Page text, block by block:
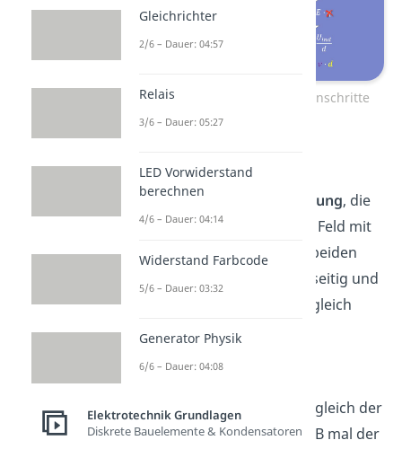
Induktionsspannung Rechenschritte
dieLorentzkraftzu
einerLadungsträgertrennung, die
wiederum ein elektrisches Feld mit
der Kraft
erzeugt. Die beiden
kompensieren sich gegenseitig und
sind daher betragsmäßig gleich
groß. Es gilt daher:
DieLorentzkraft
ist dabei gleich der
magnetischen Feldstärke B mal der
Gleichrichter
2/6 – Dauer: 04:57
Relais
3/6 – Dauer: 05:27
LED Vorwiderstand
berechnen
4/6 – Dauer: 04:14
Widerstand Farbcode
5/6 – Dauer: 03:32
Generator Physik
6/6 – Dauer: 04:08
Elektrotechnik Grundlagen
Diskrete Bauelemente & Kondensatoren